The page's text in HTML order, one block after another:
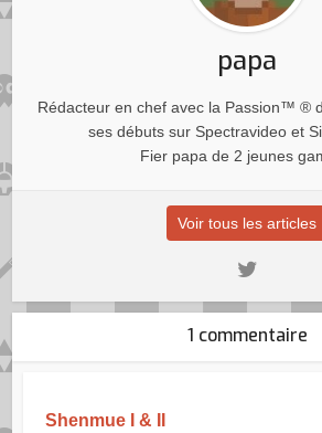
papa
Rédacteur en chef avec la Passion™ ®
ses débuts sur Spectravideo et
Fier papa de 2 jeunes
Voir tous les articles
1 commentaire
Shenmue I & II